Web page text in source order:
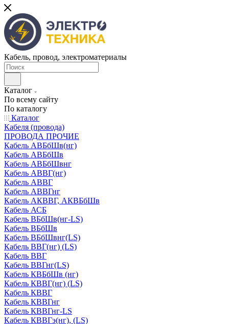
Кабель, провод, электроматериалы
Каталог
По всему сайту
По каталогу
Каталог
Кабеля (провода)
ПРОВОДА ПРОЧИЕ
Кабель АВБбШв(нг)
Кабель АВБбШв
Кабель АВБбШвнг
Кабель АВВГ(нг)
Кабель АВВГ
Кабель АВВГнг
Кабель АКВВГ, АКВБбШв
Кабель АСБ
Кабель ВБбШв(нг-LS)
Кабель ВБбШв
Кабель ВБбШвнг(LS)
Кабель ВВГ(нг) (LS)
Кабель ВВГ
Кабель ВВГнг(LS)
Кабель КВБбШв (нг)
Кабель КВВГ(нг) (LS)
Кабель КВВГ
Кабель КВВГнг
Кабель КВВГнг-LS
Кабель КВВГэ(нг), (LS)